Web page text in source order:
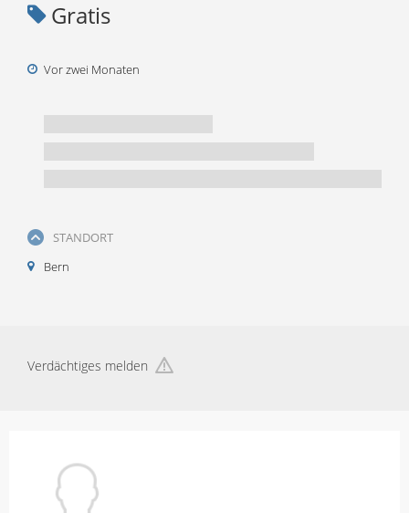
Gratis
Vor zwei Monaten
STANDORT
Bern
Verdächtiges melden